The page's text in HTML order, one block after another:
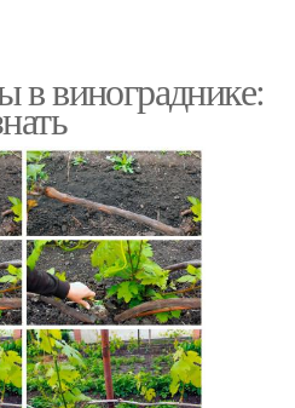
в винограднике: